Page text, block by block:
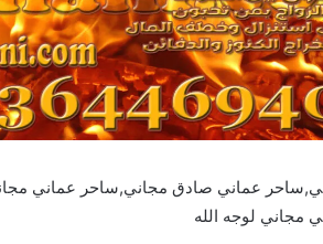
عماني صادق مجاني,ساحر عماني
مجاني لوجه الله